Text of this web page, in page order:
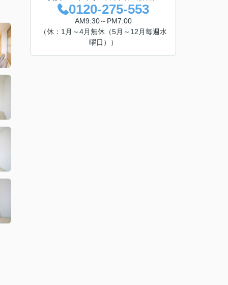
0120-275-553
AM9:30～PM7:00
（休：1月～4月無休（5月～12月毎週水
曜日））